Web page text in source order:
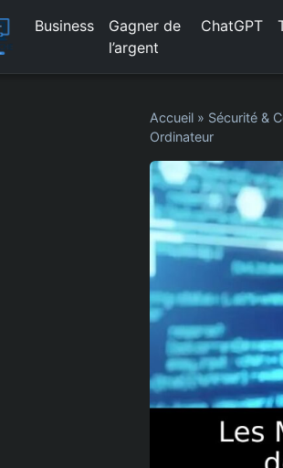
Business
Gagner de
l’argent
ChatGPT
Accueil » Sécurité &
Ordinateur